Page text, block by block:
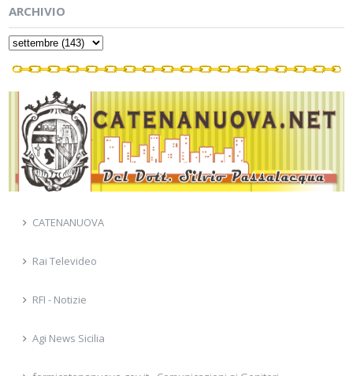
ARCHIVIO
CATENANUOVA
Rai Televideo
RFI - Notizie
Agi News Sicilia